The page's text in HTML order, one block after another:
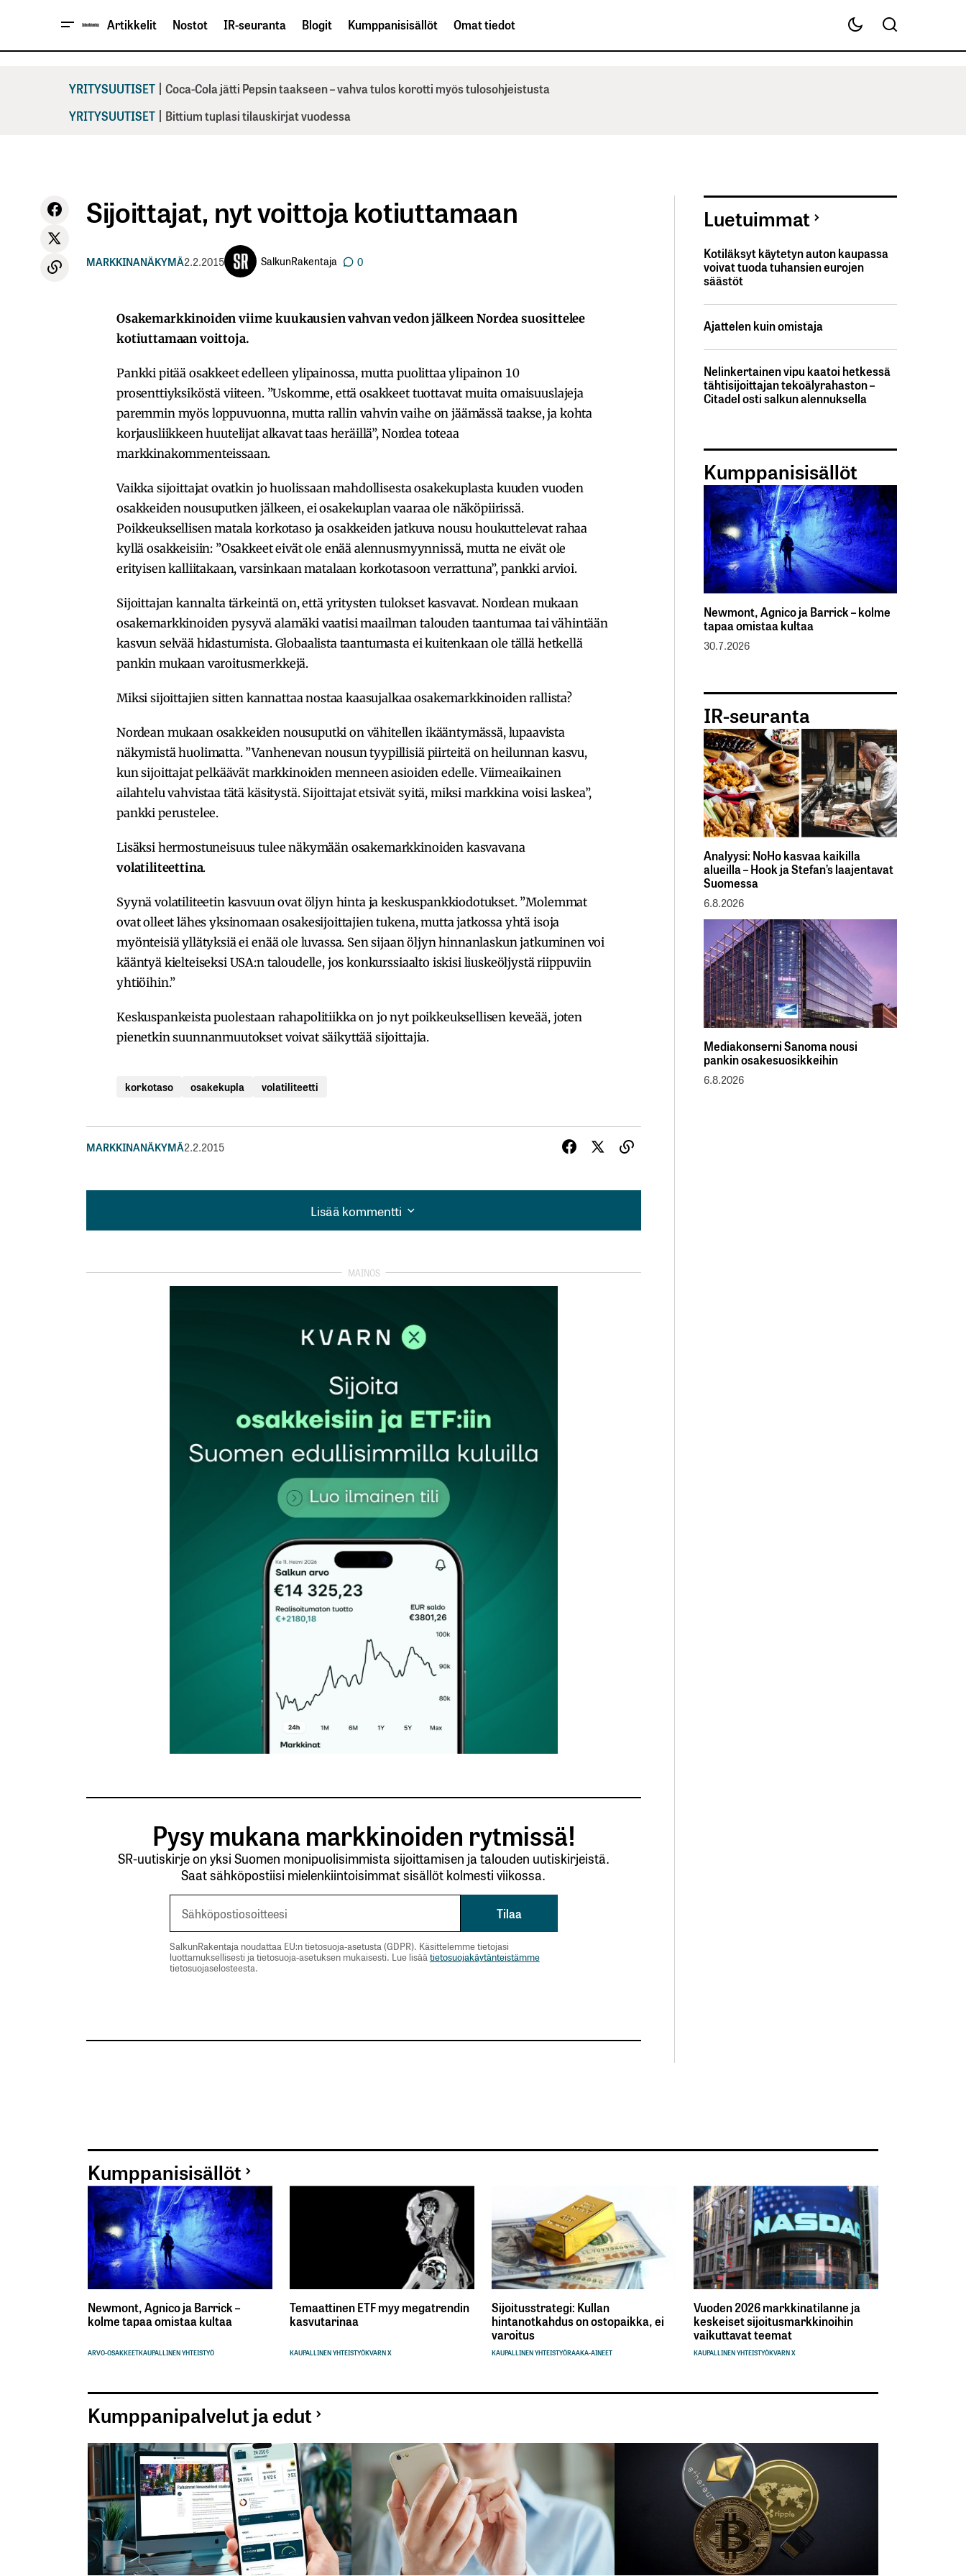
Artikkelit Nostot IR-seuranta Blogit Kumppanisisällöt Omat tiedot
YRITYSUUTISET | Coca-Cola jätti Pepsin taakseen – vahva tulos korotti myös tulosohjeistusta
YRITYSUUTISET | Bittium tuplasi tilauskirjat vuodessa
Sijoittajat, nyt voittoja kotiuttamaan
MARKKINANÄKYMÄ2.2.2015 SalkunRakentaja 0
Osakemarkkinoiden viime kuukausien vahvan vedon jälkeen Nordea suosittelee
kotiuttamaan voittoja.
Pankki pitää osakkeet edelleen ylipainossa, mutta puolittaa ylipainon 10
prosenttiyksiköstä viiteen. ”Uskomme, että osakkeet tuottavat muita omaisuuslajeja
paremmin myös loppuvuonna, mutta rallin vahvin vaihe on jäämässä taakse, ja kohta
korjausliikkeen huutelijat alkavat taas heräillä”, Nordea toteaa
markkinakommenteissaan.
Vaikka sijoittajat ovatkin jo huolissaan mahdollisesta osakekuplasta kuuden vuoden
osakkeiden nousuputken jälkeen, ei osakekuplan vaaraa ole näköpiirissä.
Poikkeuksellisen matala korkotaso ja osakkeiden jatkuva nousu houkuttelevat rahaa
kyllä osakkeisiin: ”Osakkeet eivät ole enää alennusmyynnissä, mutta ne eivät ole
erityisen kalliitakaan, varsinkaan matalaan korkotasoon verrattuna”, pankki arvioi.
Sijoittajan kannalta tärkeintä on, että yritysten tulokset kasvavat. Nordean mukaan
osakemarkkinoiden pysyvä alamäki vaatisi maailman talouden taantumaa tai vähintään
kasvun selvää hidastumista. Globaalista taantumasta ei kuitenkaan ole tällä hetkellä
pankin mukaan varoitusmerkkejä.
Miksi sijoittajien sitten kannattaa nostaa kaasujalkaa osakemarkkinoiden rallista?
Nordean mukaan osakkeiden nousuputki on vähitellen ikääntymässä, lupaavista
näkymistä huolimatta. ”Vanhenevan nousun tyypillisiä piirteitä on heilunnan kasvu,
kun sijoittajat pelkäävät markkinoiden menneen asioiden edelle. Viimeaikainen
ailahtelu vahvistaa tätä käsitystä. Sijoittajat etsivät syitä, miksi markkina voisi laskea”,
pankki perustelee.
Lisäksi hermostuneisuus tulee näkymään osakemarkkinoiden kasvavana
volatiliteettina.
Syynä volatiliteetin kasvuun ovat öljyn hinta ja keskuspankkiodotukset. ”Molemmat
ovat olleet lähes yksinomaan osakesijoittajien tukena, mutta jatkossa yhtä isoja
myönteisiä yllätyksiä ei enää ole luvassa. Sen sijaan öljyn hinnanlaskun jatkuminen voi
kääntyä kielteiseksi USA:n taloudelle, jos konkurssiaalto iskisi liuskeöljystä riippuviin
yhtiöihin.”
Keskuspankeista puolestaan rahapolitiikka on jo nyt poikkeuksellisen keveää, joten
pienetkin suunnanmuutokset voivat säikyttää sijoittajia.
korkotaso osakekupla volatiliteetti
MARKKINANÄKYMÄ2.2.2015
Lisää kommentti
Lisää kommentti
Sähköpostiosoitteesi
Tilaa SalkunRakentajan uutiskirje
Pysy mukana markkinoiden rytmissä!
SR-uutiskirje on yksi Suomen monipuolisimmista sijoittamisen ja talouden uutiskirjeistä.
Saat sähköpostiisi mielenkiintoisimmat sisällöt kolmesti viikossa.
SalkunRakentaja noudattaa EU:n tietosuoja-asetusta (GDPR). Käsittelemme tietojasi
luottamuksellisesti ja tietosuoja-asetuksen mukaisesti. Lue lisää tietosuojakäytänteistämme
tietosuojaselosteesta.
Luetuimmat
Kotiläksyt käytetyn auton kaupassa
voivat tuoda tuhansien eurojen
säästöt
Ajattelen kuin omistaja
Nelinkertainen vipu kaatoi hetkessä
tähtisijoittajan tekoälyrahaston –
Citadel osti salkun alennuksella
Kumppanisisällöt
Newmont, Agnico ja Barrick – kolme
tapaa omistaa kultaa
30.7.2026
IR-seuranta
Analyysi: NoHo kasvaa kaikilla
alueilla – Hook ja Stefan’s laajentavat
Suomessa
6.8.2026
Mediakonserni Sanoma nousi
pankin osakesuosikkeihin
6.8.2026
Kumppanisisällöt
Newmont, Agnico ja Barrick –
kolme tapaa omistaa kultaa
ARVO-OSAKKEETKAUPALLINEN YHTEISTYÖ
Temaattinen ETF myy megatrendin
kasvutarinaa
KAUPALLINEN YHTEISTYÖKVARN X
Sijoitusstrategi: Kullan
hintanotkahdus on ostopaikka, ei
varoitus
KAUPALLINEN YHTEISTYÖRAAKA-AINEET
Vuoden 2026 markkinatilanne ja
keskeiset sijoitusmarkkinoihin
vaikuttavat teemat
KAUPALLINEN YHTEISTYÖKVARN X
Kumppanipalvelut ja edut